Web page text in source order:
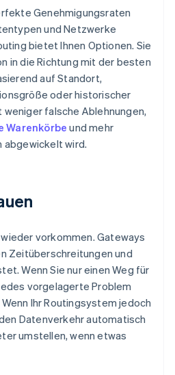
Genehmigungsraten
und Netzwerke
bietet Ihnen Optionen. Sie
in die Richtung mit der besten
auf Standort,
oder historischer
falsche Ablehnungen,
Warenkörbe und mehr
abgewickelt wird.
vorkommen. Gateways
Zeitüberschreitungen und
Wenn Sie nur einen Weg für
vorgelagerte Problem
Ihr Routingsystem jedoch
Datenverkehr automatisch
umstellen, wenn etwas